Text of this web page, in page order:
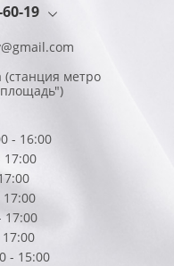
19
(станция метро
- 16:00
17:00
17:00
17:00
- 15:00